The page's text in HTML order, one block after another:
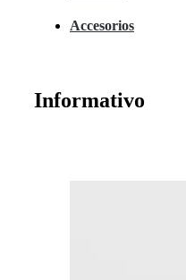
Accesorios
Informativo